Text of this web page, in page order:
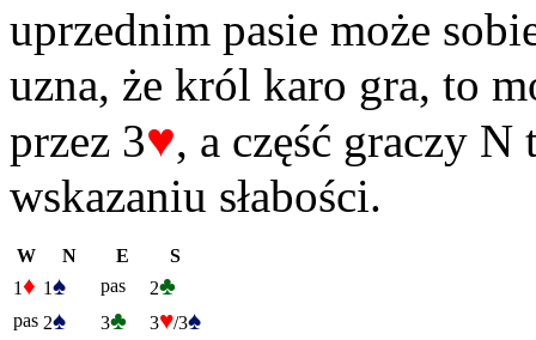
uprzednim pasie może
uzna, że król karo gra, to
przez 3♥, a część graczy
wskazaniu słabości.
W N E
S
1♦ 1♠ pas 2♣
pas 2♠ 3♣ 3♥/3♠